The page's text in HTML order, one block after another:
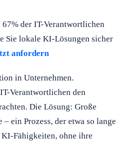
der IT-Verantwortlichen
Sie lokale KI-Lösungen sicher
anfordern
in Unternehmen.
Verantwortlichen den
Die Lösung: Große
ein Prozess, der etwa so lange
Fähigkeiten, ohne ihre